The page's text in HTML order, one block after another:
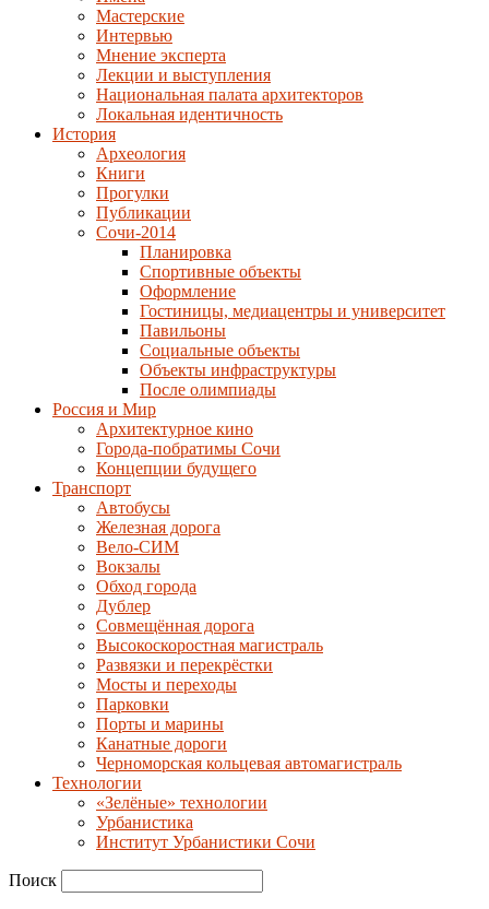
Мастерские
Интервью
Мнение эксперта
Лекции и выступления
Национальная палата архитекторов
Локальная идентичность
История
Археология
Книги
Прогулки
Публикации
Сочи-2014
Планировка
Спортивные объекты
Оформление
Гостиницы, медиацентры и университет
Павильоны
Социальные объекты
Объекты инфраструктуры
После олимпиады
Россия и Мир
Архитектурное кино
Города-побратимы Сочи
Концепции будущего
Транспорт
Автобусы
Железная дорога
Вело-СИМ
Вокзалы
Обход города
Дублер
Совмещённая дорога
Высокоскоростная магистраль
Развязки и перекрёстки
Мосты и переходы
Парковки
Порты и марины
Канатные дороги
Черноморская кольцевая автомагистраль
Технологии
«Зелёные» технологии
Урбанистика
Институт Урбанистики Сочи
Поиск